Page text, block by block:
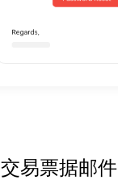
交易票据邮件